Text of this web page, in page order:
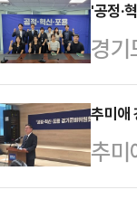
영
국'
할
체
에
에서
"도
재
"정
'공정·
경기
년정
들어
행
회
추미애
추미
기도